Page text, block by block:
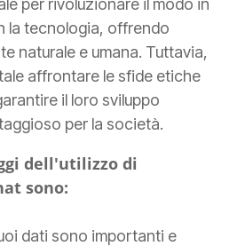
per rivoluzionare il modo in
la tecnologia, offrendo
naturale e umana. Tuttavia,
affrontare le sfide etiche
il loro sviluppo
per la società.
dell'utilizzo di
sono:
dati sono importanti e